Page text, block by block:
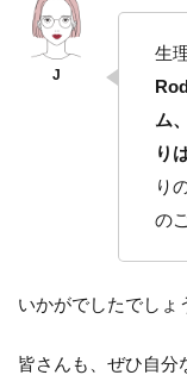
生
ム
り
り
の
いかがでしたでしょ
皆さんも、ぜひ自分